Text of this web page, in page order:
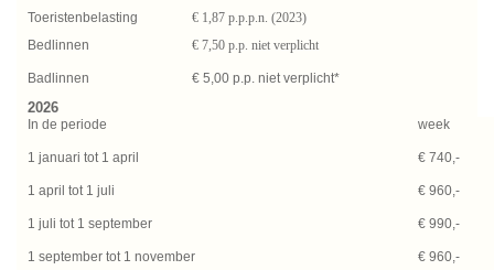
Toeristenbelasting
€ 1,87 p.p.p.n. (2023)
Bedlinnen
Badlinnen
€ 7,50 p.p. niet verplicht
€ 5,00 p.p. niet verplicht*
2026
In de periode week
1 januari tot 1 april € 740,-
1 april tot 1 juli € 960,-
1 juli tot 1 september € 990,-
1 september tot 1 november € 960,-